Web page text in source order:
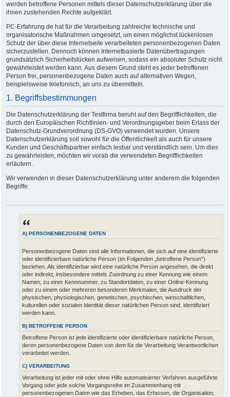
werden betroffene Personen mittels dieser Datenschutzerklärung über die
ihnen zustehenden Rechte aufgeklärt.
PC-Erfahrung.de hat für die Verarbeitung zahlreiche technische und
organisatorische Maßnahmen umgesetzt, um einen möglichst lückenlosen
Schutz der über diese Internetseite verarbeiteten personenbezogenen Daten
sicherzustellen. Dennoch können Internetbasierte Datenübertragungen
grundsätzlich Sicherheitslücken aufweisen, sodass ein absoluter Schutz nicht
gewährleistet werden kann. Aus diesem Grund steht es jeder betroffenen
Person frei, personenbezogene Daten auch auf alternativen Wegen,
beispielsweise telefonisch, an uns zu übermitteln.
1. Begriffsbestimmungen
Die Datenschutzerklärung der Testfirma beruht auf den Begrifflichkeiten, die
durch den Europäischen Richtlinien- und Verordnungsgeber beim Erlass der
Datenschutz-Grundverordnung (DS-GVO) verwendet wurden. Unsere
Datenschutzerklärung soll sowohl für die Öffentlichkeit als auch für unsere
Kunden und Geschäftspartner einfach lesbar und verständlich sein. Um dies
zu gewährleisten, möchten wir vorab die verwendeten Begrifflichkeiten
erläutern.
Wir verwenden in dieser Datenschutzerklärung unter anderem die folgenden
Begriffe:
A) PERSONENBEZOGENE DATEN
Personenbezogene Daten sind alle Informationen, die sich auf eine identifizierte
oder identifizierbare natürliche Person (im Folgenden „betroffene Person“)
beziehen. Als identifizierbar wird eine natürliche Person angesehen, die direkt
oder indirekt, insbesondere mittels Zuordnung zu einer Kennung wie einem
Namen, zu einer Kennnummer, zu Standortdaten, zu einer Online-Kennung
oder zu einem oder mehreren besonderen Merkmalen, die Ausdruck der
physischen, physiologischen, genetischen, psychischen, wirtschaftlichen,
kulturellen oder sozialen Identität dieser natürlichen Person sind, identifiziert
werden kann.
B) BETROFFENE PERSON
Betroffene Person ist jede identifizierte oder identifizierbare natürliche Person,
deren personenbezogene Daten von dem für die Verarbeitung Verantwortlichen
verarbeitet werden.
C) VERARBEITUNG
Verarbeitung ist jeder mit oder ohne Hilfe automatisierter Verfahren ausgeführte
Vorgang oder jede solche Vorgangsreihe im Zusammenhang mit
personenbezogenen Daten wie das Erheben, das Erfassen, die Organisation,